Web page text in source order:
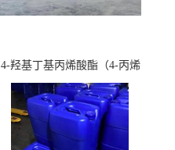
4-羟基丁基丙烯酸酯（4-丙烯
酸羟丁酯）